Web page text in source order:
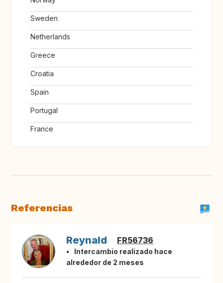
Sweden
Netherlands
Greece
Croatia
Spain
Portugal
France
Referencias
Reynald FR56736
Intercambio realizado hace
alrededor de 2 meses